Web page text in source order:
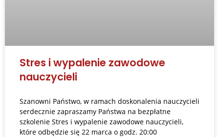
Stres i wypalenie zawodowe
nauczycieli
Szanowni Państwo, w ramach doskonalenia nauczycieli
serdecznie zapraszamy Państwa na bezpłatne
szkolenie Stres i wypalenie zawodowe nauczycieli,
które odbędzie się 22 marca o godz. 20:00